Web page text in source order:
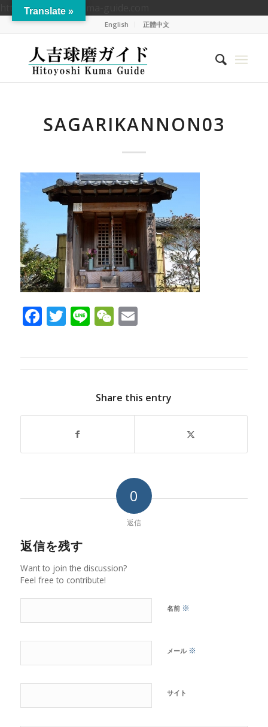
https://hitoyoshikuma-guide.com
English 正體中文
SAGARIKANNON03
Facebook
Twitter
LineWeChat
Email
Share this entry
0
返信
返信を残す
Want to join the discussion?
Feel free to contribute!
名前 ※
メール ※
サイト
Translate »